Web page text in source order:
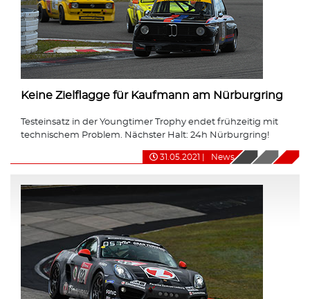
Keine Zielflagge für Kaufmann am Nürburgring
Testeinsatz in der Youngtimer Trophy endet frühzeitig mit
technischem Problem. Nächster Halt: 24h Nürburgring!
31.05.2021 News